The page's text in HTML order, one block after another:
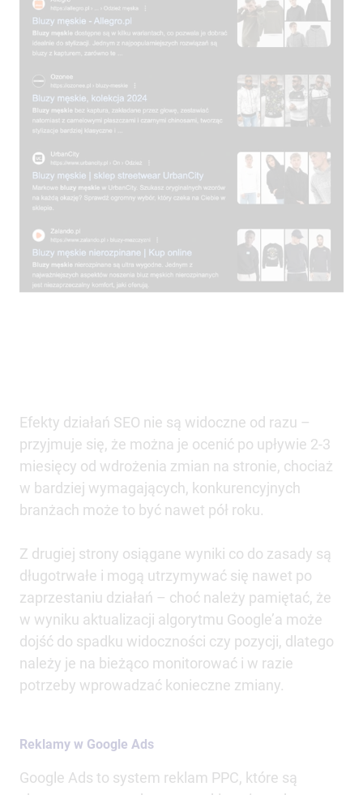
Efekty działań SEO nie są widoczne od razu –
przyjmuje się, że można je ocenić po upływie 2-3
miesięcy od wdrożenia zmian na stronie, chociaż
w bardziej wymagających, konkurencyjnych
branżach może to być nawet pół roku.
Z drugiej strony osiągane wyniki co do zasady są
długotrwałe i mogą utrzymywać się nawet po
zaprzestaniu działań – choć należy pamiętać, że
w wyniku aktualizacji algorytmu Google’a może
dojść do spadku widoczności czy pozycji, dlatego
należy je na bieżąco monitorować i w razie
potrzeby wprowadzać konieczne zmiany.
Reklamy w Google Ads
Google Ads to system reklam PPC, które są